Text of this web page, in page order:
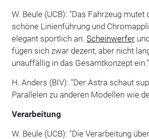
W. Beule (UCB): "Das Fahrzeug mutet
schöne Linienführung und
elegant sportlich an. Scheinwerfer
fügen sich zwar dezent, aber nicht
unauffällig in das Gesamtkonzept ein."
H. Anders (BIV): "Der Astra schaut
Parallelen zu anderen Modellen wie
Verarbeitung
W. Beule (UCB): "Die Verarbeitung